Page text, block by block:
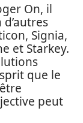
On, il
Signia,
et Starkey.
que le
peut